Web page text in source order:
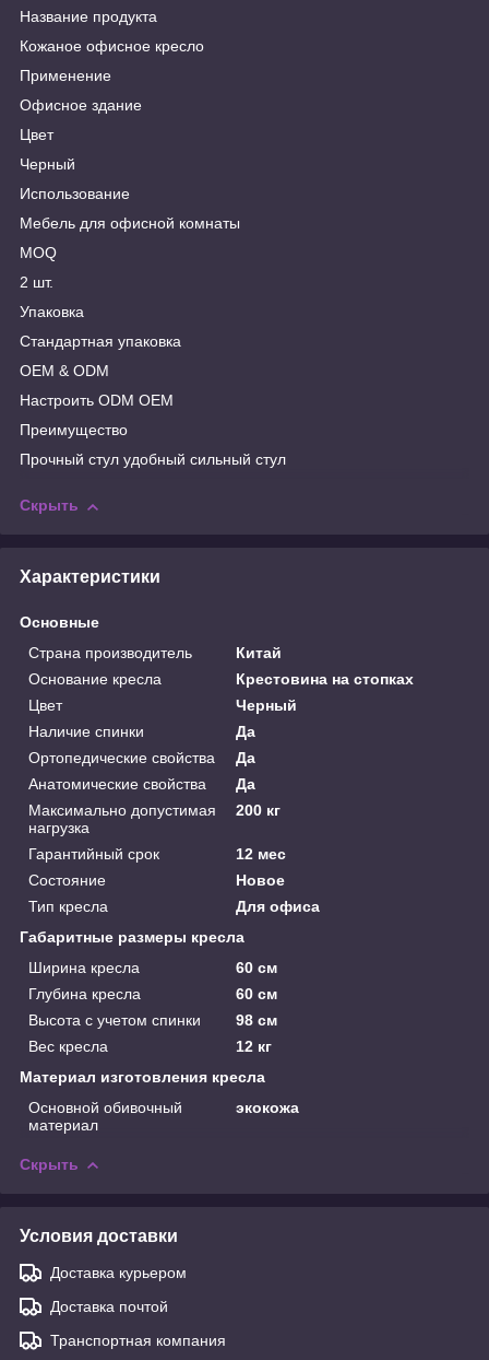
Название продукта
Кожаное офисное кресло
Применение
Офисное здание
Цвет
Черный
Использование
Мебель для офисной комнаты
MOQ
2 шт.
Упаковка
Стандартная упаковка
OEM & ODM
Настроить ODM OEM
Преимущество
Прочный стул удобный сильный стул
Скрыть
Характеристики
Основные
Страна производитель
Китай
Основание кресла
Крестовина на стопках
Цвет
Черный
Наличие спинки
Да
Ортопедические свойства
Да
Анатомические свойства
Да
Максимально допустимая
нагрузка
200 кг
Гарантийный срок
12 мес
Состояние
Новое
Тип кресла
Для офиса
Габаритные размеры кресла
Ширина кресла
60 см
Глубина кресла
60 см
Высота с учетом спинки
98 см
Вес кресла
12 кг
Материал изготовления кресла
Основной обивочный
материал
экокожа
Скрыть
Условия доставки
Доставка курьером
Доставка почтой
Транспортная компания